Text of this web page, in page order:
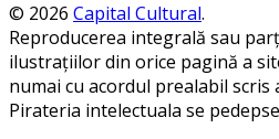
© 2026 Capital Cultural.
Reproducerea integrală sau
ilustrațiilor din orice pagină a
numai cu acordul prealabil scris
Pirateria intelectuala se